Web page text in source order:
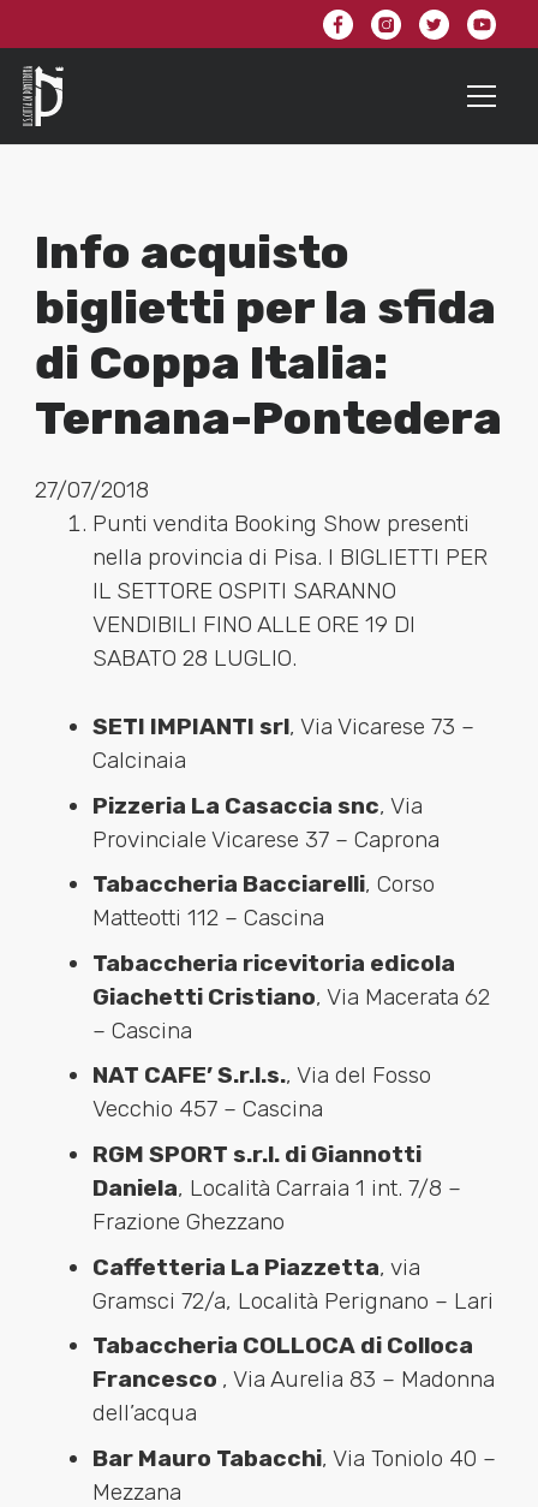
Info acquisto
biglietti per la sfida
di Coppa Italia:
Ternana-Pontedera
27/07/2018
Punti vendita Booking Show presenti
nella provincia di Pisa. I BIGLIETTI PER
IL SETTORE OSPITI SARANNO
VENDIBILI FINO ALLE ORE 19 DI
SABATO 28 LUGLIO.
SETI IMPIANTI srl, Via Vicarese 73 –
Calcinaia
Pizzeria La Casaccia snc, Via
Provinciale Vicarese 37 – Caprona
Tabaccheria Bacciarelli, Corso
Matteotti 112 – Cascina
Tabaccheria ricevitoria edicola
Giachetti Cristiano, Via Macerata 62
– Cascina
NAT CAFE’ S.r.l.s., Via del Fosso
Vecchio 457 – Cascina
RGM SPORT s.r.l. di Giannotti
Daniela, Località Carraia 1 int. 7/8 –
Frazione Ghezzano
Caffetteria La Piazzetta, via
Gramsci 72/a, Località Perignano – Lari
Tabaccheria COLLOCA di Colloca
Francesco , Via Aurelia 83 – Madonna
dell’acqua
Bar Mauro Tabacchi, Via Toniolo 40 –
Mezzana